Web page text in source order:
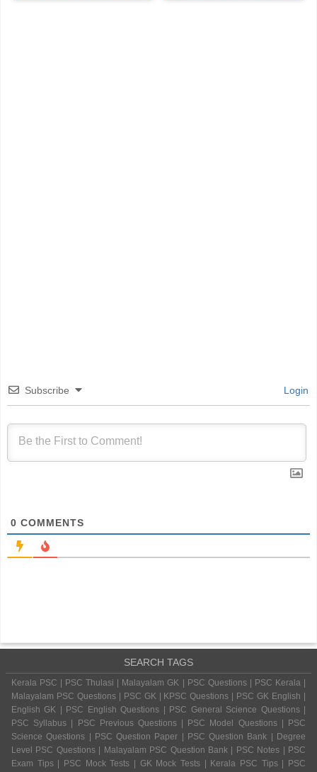
Subscribe Login
0 COMMENTS
SEARCH TAGS
Kerala PSC | PSC Thulasi | Malayalam GK | PSC Questions | PSC Kerala |
Malayalam PSC Questions | PSC GK | KPSC Questions | PSC GK English |
English GK | PSC English Questions | PSC General Science Questions |
PSC Syllabus | PSC Previous Questions | PSC Model Questions | PSC
Science Questions | PSC Question Paper | PSC Question Bank | Degree
Level PSC Questions | Malayalam PSC Question Bank | PSC Notes | PSC
Exam Tips | PSC Mock Tests | GK Mock Tests | Kerala PSC Tips | PSC